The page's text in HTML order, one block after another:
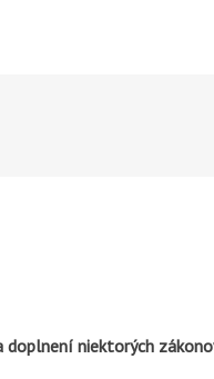
niektorých